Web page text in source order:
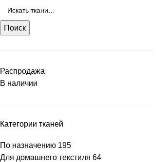
Поиск
Распродажа
В наличии
Категории тканей
По назначению 195
Для домашнего текстиля 64